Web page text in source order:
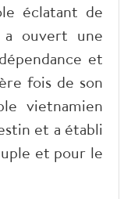
éclatant de
a ouvert une
et
fois de son
vietnamien
et a établi
et pour le